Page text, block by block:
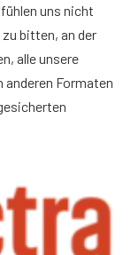
uns nicht
bitten, an der
alle unsere
anderen Formaten